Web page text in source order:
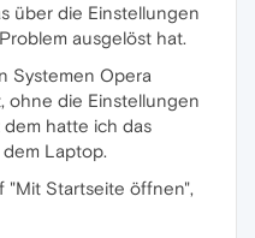
über die Einstellungen
ausgelöst hat.
Systemen Opera
ohne die Einstellungen
dem hatte ich das
Laptop.
"Mit Startseite öffnen",